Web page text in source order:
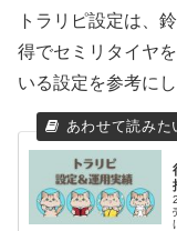
トラリピ設定は、
得でセミリタイヤ
いる設定を参考に